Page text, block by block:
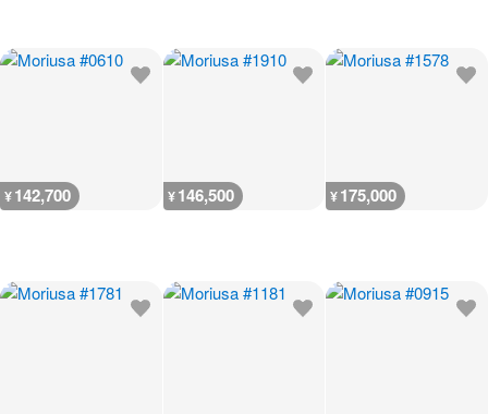
¥142,700 ¥146,500 ¥175,000